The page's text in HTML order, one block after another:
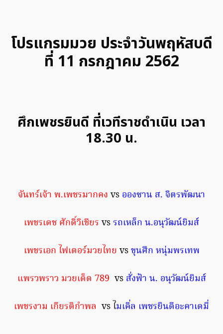
โปรแกรมมวย ประจำวันพฤหัสบดี
ที่ 11 กรกฎาคม 2562
ศึกเพชรยินดี ที่เวทีราชดำเนิน เวลา
18.30 น.
จันทร์เจ้า พ.เพชรมากคง vs อองซาน ส. จิตรพัฒนา
เพชรเดช ศักดิ์วิเชียร vsรถเหล็ก น.อนุวัฒน์ยิมส์
เพชรเอก ไฟเตอร์มวยไทย vsขุนศึก หนุ่มพรเทพ
แพรวพราว มวยเด็ด 789 vs สั่งฟ้า น. อนุวัฒน์ยิมส์
เพชรงาม เกียรติกำพล vs ไมเคิ่ล เพชรยินดีอะคาเดมี่